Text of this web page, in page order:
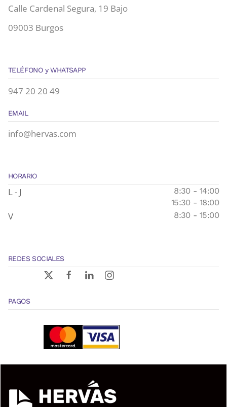
Calle Cardenal Segura, 19 Bajo
09003 Burgos
TELÉFONO y WHATSAPP
947 20 20 49
EMAIL
info@hervas.com
HORARIO
L - J
8:30 - 14:00
15:30 - 18:00
V 8:30 - 15:00
REDES SOCIALES
PAGOS